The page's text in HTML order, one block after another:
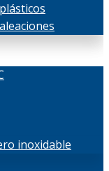
inoxidable